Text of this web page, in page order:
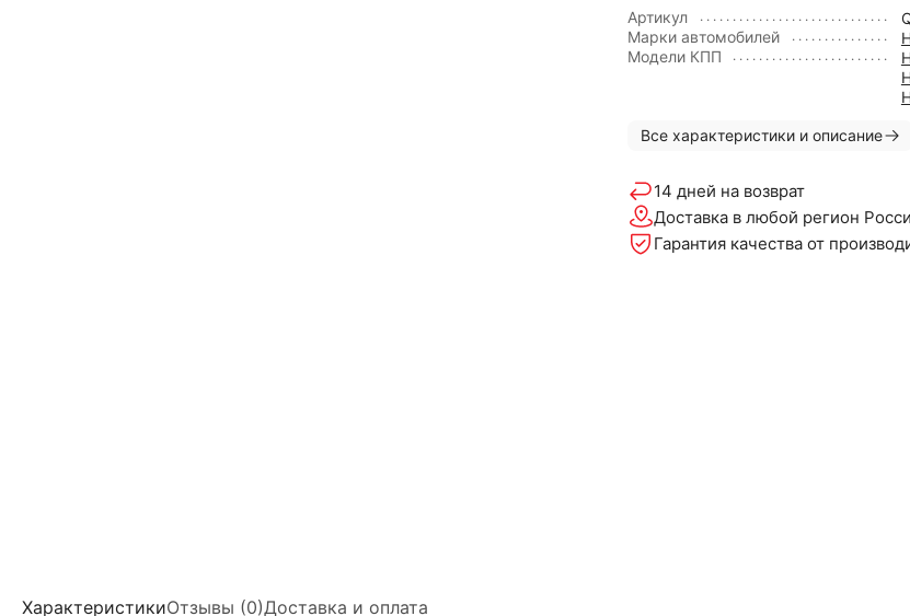
Артикул
Марки автомобилей
Модели КПП
Все характеристики и описание
14 дней на возврат
Доставка в любой регион
Гарантия качества от
ХарактеристикиОтзывы (0)Доставка и оплата